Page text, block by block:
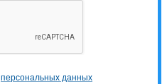
персональных данных